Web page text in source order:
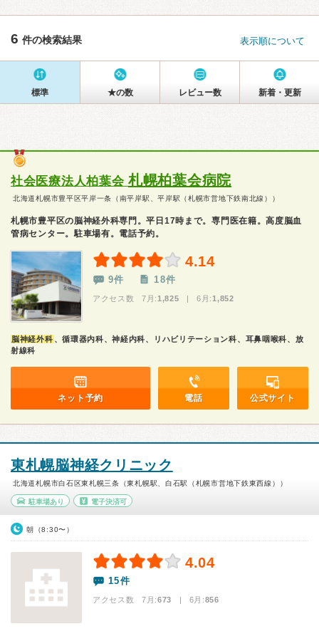
6 件の検索結果 表示順について
標準 ★の数 レビュー数 新着・更新
社会医療法人柏葉会 札幌柏葉会病院
北海道札幌市豊平区平岸一条（南平岸駅、平岸駅（札幌市営地下鉄南北線））
札幌市豊平区の脳神経外科専門。平日17時まで。専門医在籍。高度脳血
管病センター。駐車場有。電話予約。
4.14
9件 18件
アクセス数 7月: 1,825 | 6月: 1,852
脳神経外科 、循環器内科、神経内科、リハビリテーション科、耳鼻咽喉科、放
射線科
ネット予約 電話 公式サイト
東札幌脳神経クリニック
北海道札幌市白石区東札幌三条（東札幌駅、白石駅（札幌市営地下鉄東西線））
駐車場あり 電子決済可
朝（8:30〜）
4.04
15件
アクセス数 7月:673 | 6月:856